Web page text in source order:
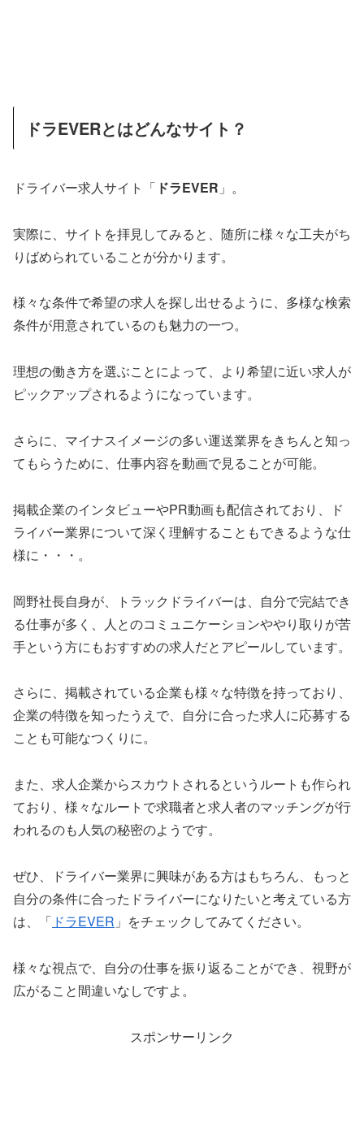
ドラEVERとはどんなサイト？
ドライバー求人サイト「 ドラEVER 」。
実際に、サイトを拝見してみると、随所に様々な工夫がち
りばめられていることが分かります。
様々な条件で希望の求人を探し出せるように、多様な検索
条件が用意されているのも魅力の一つ。
理想の働き方を選ぶことによって、より希望に近い求人が
ピックアップされるようになっています。
さらに、マイナスイメージの多い運送業界をきちんと知っ
てもらうために、仕事内容を動画で見ることが可能。
掲載企業のインタビューやPR動画も配信されており、ド
ライバー業界について深く理解することもできるような仕
様に・・・。
岡野社長自身が、トラックドライバーは、自分で完結でき
る仕事が多く、人とのコミュニケーションややり取りが苦
手という方にもおすすめの求人だとアピールしています。
さらに、掲載されている企業も様々な特徴を持っており、
企業の特徴を知ったうえで、自分に合った求人に応募する
ことも可能なつくりに。
また、求人企業からスカウトされるというルートも作られ
ており、様々なルートで求職者と求人者のマッチングが行
われるのも人気の秘密のようです。
ぜひ、ドライバー業界に興味がある方はもちろん、もっと
自分の条件に合ったドライバーになりたいと考えている方
は、「 ドラEVER 」をチェックしてみてください。
様々な視点で、自分の仕事を振り返ることができ、視野が
広がること間違いなしですよ。
スポンサーリンク